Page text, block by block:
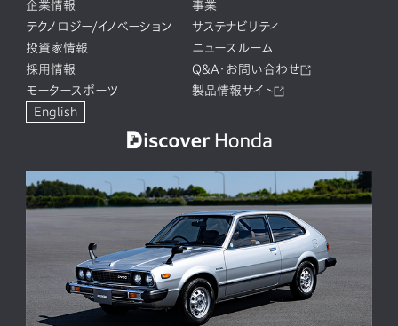
企業情報
事業
テクノロジー/イノベーション
サステナビリティ
投資家情報
ニュースルーム
採用情報
Q&A・お問い合わせ
モータースポーツ
製品情報サイト
English